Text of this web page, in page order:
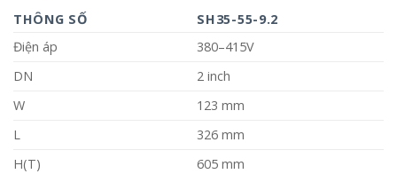
THÔNG SỐ
SH35-55-9.2
Điện áp
380–415V
DN
2 inch
W
123 mm
L
326 mm
H(T)
605 mm